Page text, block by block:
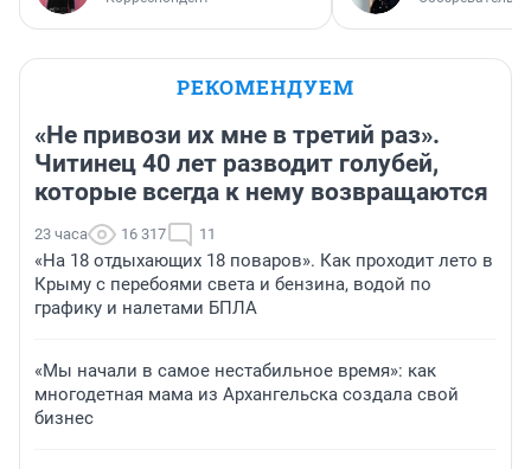
РЕКОМЕНДУЕМ
«Не привози их мне в третий раз».
Читинец 40 лет разводит голубей,
которые всегда к нему возвращаются
23 часа 16 317 11
«На 18 отдыхающих 18 поваров». Как проходит лето в
Крыму с перебоями света и бензина, водой по
графику и налетами БПЛА
«Мы начали в самое нестабильное время»: как
многодетная мама из Архангельска создала свой
бизнес